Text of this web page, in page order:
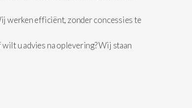
werken efficiënt, zonder concessies te
u advies na oplevering? Wij staan